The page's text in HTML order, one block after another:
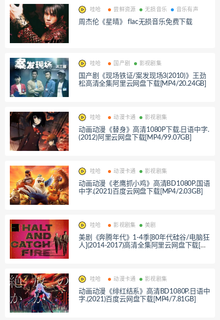
哇哈 尝鲜资源 无损音乐 音乐有声
周杰伦《星晴》 flac无损音乐免费下载
哇哈 国产剧 影视剧集
国产剧《现场铁证/案发现场3(2010)》王劲
松高清全集阿里云网盘下载[MP4/20.24GB]
哇哈 动漫卡通 影视剧集
动画动漫《替身》高清1080P下载.日语中字.
(2012)阿里云网盘下载[MP4/99.07GB]
哇哈 动漫卡通 影视剧集
动画动漫《老鹰抓小鸡》高清BD1080P.国语
中字.(2021)百度云网盘下载[MP4/2.03GB]
哇哈 影视剧集 美剧
美剧《奔腾年代》1-4季[80年代硅谷/电脑狂
人](2014-2017)高清全集阿里云网盘下载[M
哇哈 动漫卡通 影视剧集
动画动漫《绯红结系》高清BD1080P.日语中
字.(2021)百度云网盘下载[MP4/7.81GB]